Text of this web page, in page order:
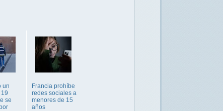
un
se
Francia prohíbe
redes sociales a
menores de 15
años